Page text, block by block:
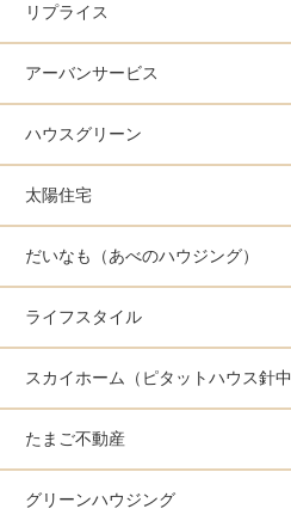
リプライス
アーバンサービス
ハウスグリーン
太陽住宅
だいなも（あべのハウジング）
ライフスタイル
スカイホーム（ピタットハウス針中
たまご不動産
グリーンハウジング